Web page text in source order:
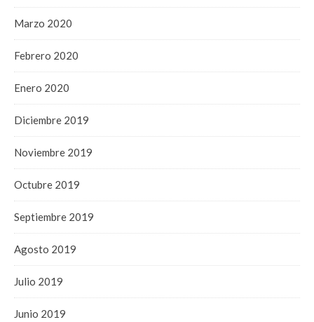
Marzo 2020
Febrero 2020
Enero 2020
Diciembre 2019
Noviembre 2019
Octubre 2019
Septiembre 2019
Agosto 2019
Julio 2019
Junio 2019